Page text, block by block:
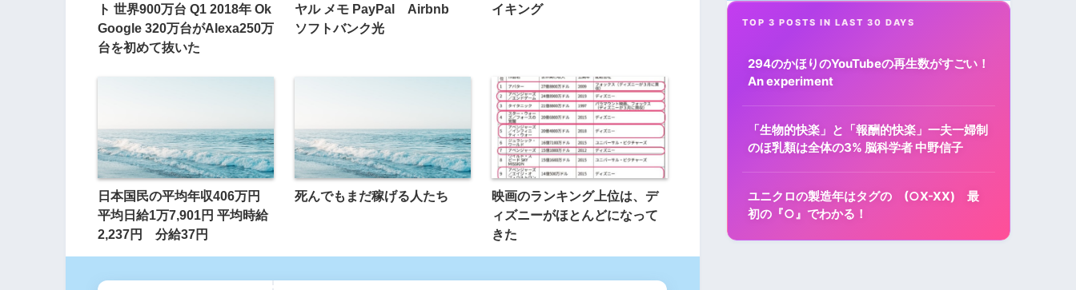
ト 世界900万台 Q1 2018年 Ok
Google 320万台がAlexa250万
台を初めて抜いた
ヤル メモ PayPal Airbnb
ソフトバンク光
イキング
日本国民の平均年収406万円
平均日給1万7,901円 平均時給
2,237円 分給37円
死んでもまだ稼げる人たち
映画のランキング上位は、デ
ィズニーがほとんどになって
きた
TOP 3 POSTS IN LAST 30 DAYS
294のかほりのYouTubeの再生数がすごい！
An experiment
「生物的快楽」と「報酬的快楽」一夫一婦制
のほ乳類は全体の3% 脳科学者 中野信子
ユニクロの製造年はタグの (○X-XX) 最
初の『○』でわかる！